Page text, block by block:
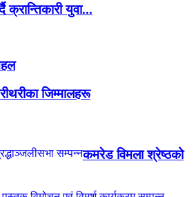
क्रान्तिकारी युवा...
जिम्मालहरू
कमरेड विमला श्रेष्ठको